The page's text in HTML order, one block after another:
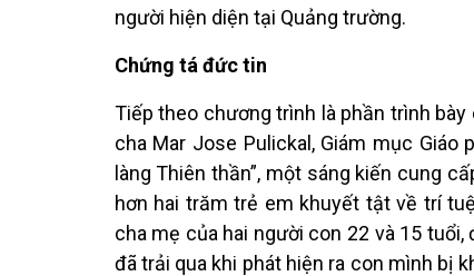
người hiện diện tại Quảng trường.
Chứng tá đức tin
Tiếp theo chương trình là phần trình
cha Mar Jose Pulickal, Giám mục Giáo
làng Thiên thần”, một sáng kiến cung
hơn hai trăm trẻ em khuyết tật về trí
cha mẹ của hai người con 22 và 15
đã trải qua khi phát hiện ra con mình bị